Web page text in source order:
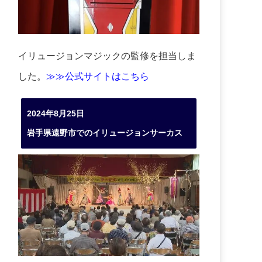
イリュージョンマジックの監修を担当しま
した。 ≫≫公式サイトはこちら
2024年8月25日
岩手県遠野市でのイリュージョンサーカス